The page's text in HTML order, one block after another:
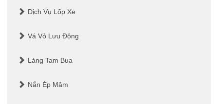
Dịch Vụ Lốp Xe
Vá Vỏ Lưu Động
Láng Tam Bua
Nắn Ép Mâm